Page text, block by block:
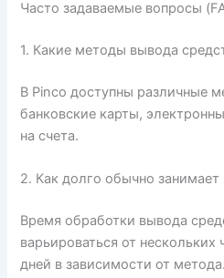
Часто задаваемые вопросы
1. Какие методы вывода
В Pinco доступны различные
банковские карты,
на счета.
2. Как долго обычно
Время обработки вывода
варьироваться от нескольких
дней в зависимости от метода.